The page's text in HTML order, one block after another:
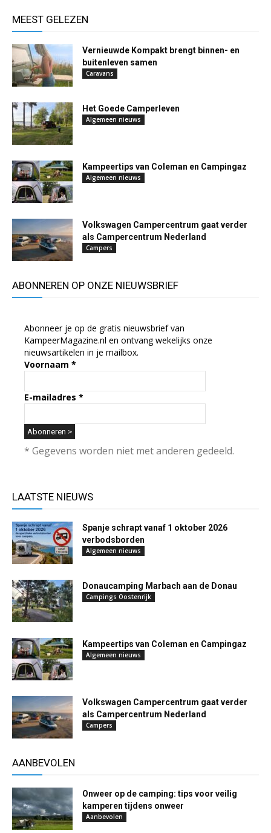
MEEST GELEZEN
Vernieuwde Kompakt brengt binnen- en
buitenleven samen
Caravans
Het Goede Camperleven
Algemeen nieuws
Kampeertips van Coleman en Campingaz
Algemeen nieuws
Volkswagen Campercentrum gaat verder
als Campercentrum Nederland
Campers
ABONNEREN OP ONZE NIEUWSBRIEF
Abonneer je op de gratis nieuwsbrief van
KampeerMagazine.nl en ontvang wekelijks onze
nieuwsartikelen in je mailbox.
Voornaam *
E-mailadres *
* Gegevens worden niet met anderen gedeeld.
LAATSTE NIEUWS
Spanje schrapt vanaf 1 oktober 2026
verbodsborden
Algemeen nieuws
Donaucamping Marbach aan de Donau
Campings Oostenrijk
Kampeertips van Coleman en Campingaz
Algemeen nieuws
Volkswagen Campercentrum gaat verder
als Campercentrum Nederland
Campers
AANBEVOLEN
Onweer op de camping: tips voor veilig
kamperen tijdens onweer
Aanbevolen